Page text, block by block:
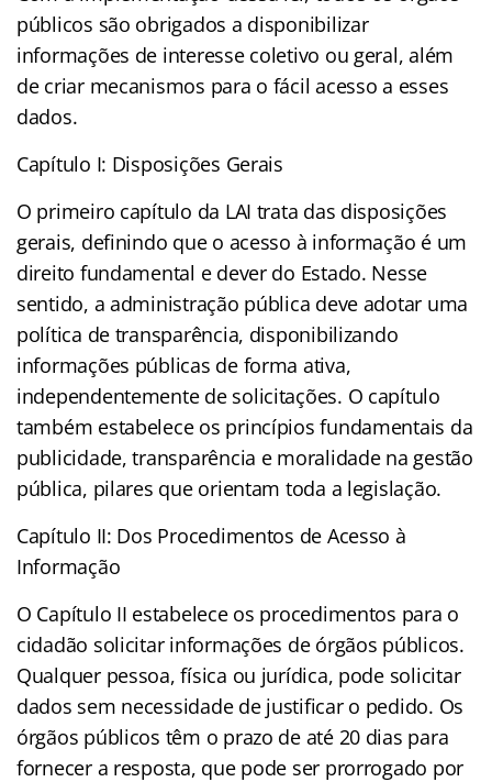
públicos são obrigados a disponibilizar
informações de interesse coletivo ou geral, além
de criar mecanismos para o fácil acesso a esses
dados.
Capítulo I: Disposições Gerais
O primeiro capítulo da LAI trata das disposições
gerais, definindo que o acesso à informação é um
direito fundamental e dever do Estado. Nesse
sentido, a administração pública deve adotar uma
política de transparência, disponibilizando
informações públicas de forma ativa,
independentemente de solicitações. O capítulo
também estabelece os princípios fundamentais da
publicidade, transparência e moralidade na gestão
pública, pilares que orientam toda a legislação.
Capítulo II: Dos Procedimentos de Acesso à
Informação
O Capítulo II estabelece os procedimentos para o
cidadão solicitar informações de órgãos públicos.
Qualquer pessoa, física ou jurídica, pode solicitar
dados sem necessidade de justificar o pedido. Os
órgãos públicos têm o prazo de até 20 dias para
fornecer a resposta, que pode ser prorrogado por